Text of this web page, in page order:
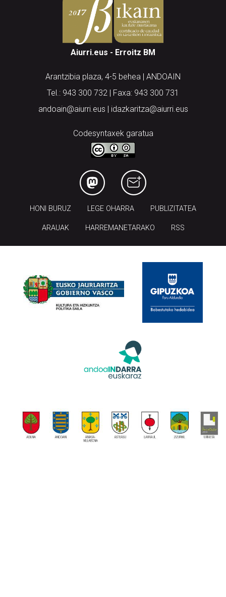
Aiurri.eus - Erroitz BM
Arantzibia plaza, 4-5 behea | ANDOAIN
Tel.: 943 300 732 | Faxa: 943 300 731
andoain@aiurri.eus | idazkaritza@aiurri.eus
Codesyntaxek garatua
HONI BURUZ LEGE OHARRA PUBLIZITATEA
ARAUAK HARREMANETARAKO RSS